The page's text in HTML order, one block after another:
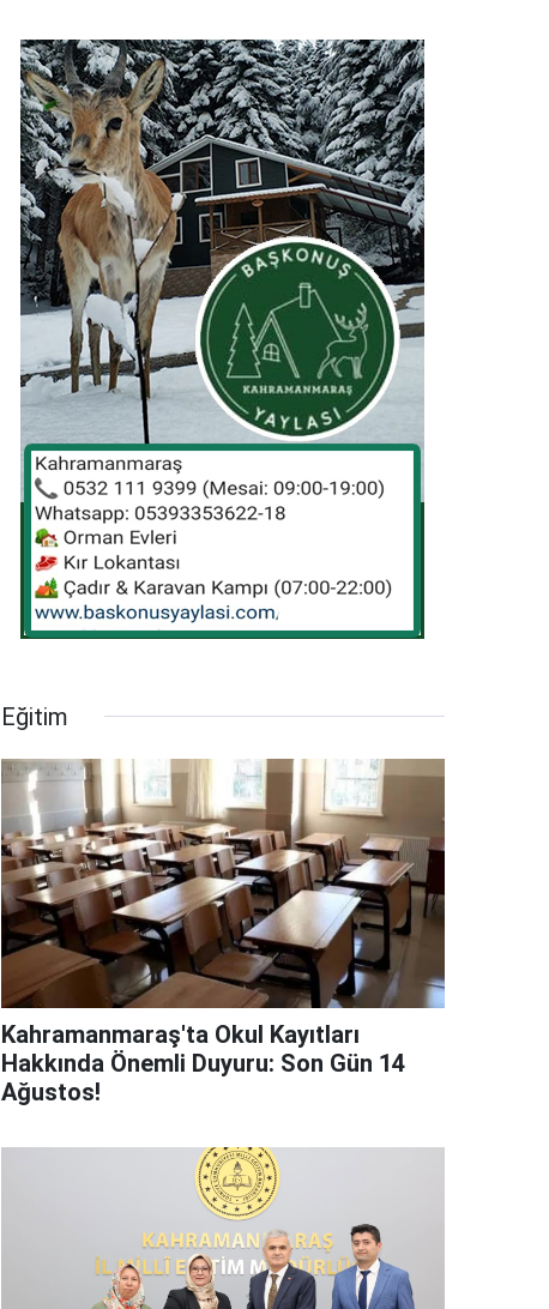
Eğitim
Kahramanmaraş'ta Okul Kayıtları
Hakkında Önemli Duyuru: Son Gün 14
Ağustos!